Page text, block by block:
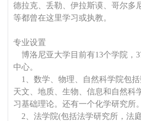
德拉克、丢勒、伊拉斯谟、哥尔多
等都曾在这里学习或执教。
专业设置
博洛尼亚大学目前有13个学院，
中心。
1、数学、物理、自然科学院包括
天文、地质、生物、信息和自然科
习基础理论。还有一个化学研究所。
2、法学院(包括法学研究所，法